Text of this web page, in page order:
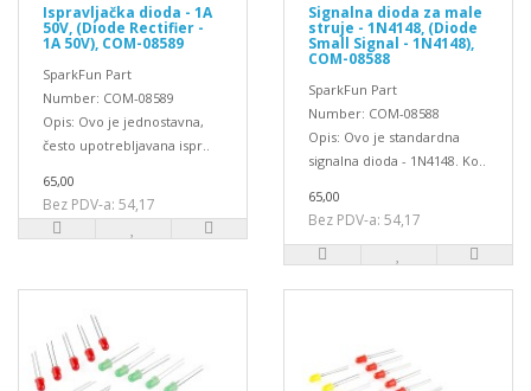
Ispravljačka dioda - 1A
50V, (Diode Rectifier -
1A 50V), COM-08589
SparkFun Part
Number: COM-08589
Opis: Ovo je jednostavna,
često upotrebljavana ispr..
65,00
Bez PDV-a: 54,17
Signalna dioda za male
struje - 1N4148, (Diode
Small Signal - 1N4148),
COM-08588
SparkFun Part
Number: COM-08588
Opis: Ovo je standardna
signalna dioda - 1N4148. Ko..
65,00
Bez PDV-a: 54,17